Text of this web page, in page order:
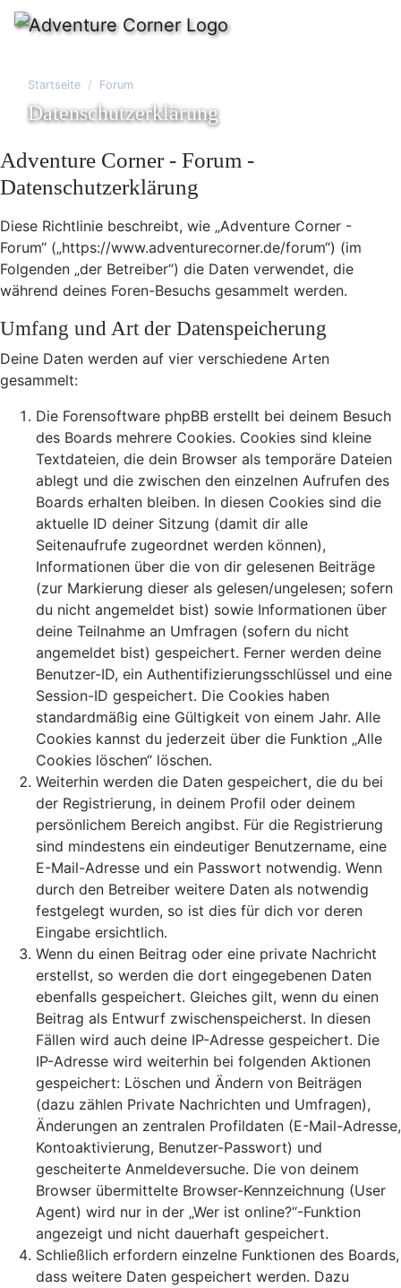
Startseite Forum
Datenschutzerklärung
Adventure Corner - Forum -
Datenschutzerklärung
Diese Richtlinie beschreibt, wie „Adventure Corner -
Forum“ („https://www.adventurecorner.de/forum“) (im
Folgenden „der Betreiber“) die Daten verwendet, die
während deines Foren-Besuchs gesammelt werden.
Umfang und Art der Datenspeicherung
Deine Daten werden auf vier verschiedene Arten
gesammelt:
Die Forensoftware phpBB erstellt bei deinem Besuch
des Boards mehrere Cookies. Cookies sind kleine
Textdateien, die dein Browser als temporäre Dateien
ablegt und die zwischen den einzelnen Aufrufen des
Boards erhalten bleiben. In diesen Cookies sind die
aktuelle ID deiner Sitzung (damit dir alle
Seitenaufrufe zugeordnet werden können),
Informationen über die von dir gelesenen Beiträge
(zur Markierung dieser als gelesen/ungelesen; sofern
du nicht angemeldet bist) sowie Informationen über
deine Teilnahme an Umfragen (sofern du nicht
angemeldet bist) gespeichert. Ferner werden deine
Benutzer-ID, ein Authentifizierungsschlüssel und eine
Session-ID gespeichert. Die Cookies haben
standardmäßig eine Gültigkeit von einem Jahr. Alle
Cookies kannst du jederzeit über die Funktion „Alle
Cookies löschen“ löschen.
Weiterhin werden die Daten gespeichert, die du bei
der Registrierung, in deinem Profil oder deinem
persönlichem Bereich angibst. Für die Registrierung
sind mindestens ein eindeutiger Benutzername, eine
E-Mail-Adresse und ein Passwort notwendig. Wenn
durch den Betreiber weitere Daten als notwendig
festgelegt wurden, so ist dies für dich vor deren
Eingabe ersichtlich.
Wenn du einen Beitrag oder eine private Nachricht
erstellst, so werden die dort eingegebenen Daten
ebenfalls gespeichert. Gleiches gilt, wenn du einen
Beitrag als Entwurf zwischenspeicherst. In diesen
Fällen wird auch deine IP-Adresse gespeichert. Die
IP-Adresse wird weiterhin bei folgenden Aktionen
gespeichert: Löschen und Ändern von Beiträgen
(dazu zählen Private Nachrichten und Umfragen),
Änderungen an zentralen Profildaten (E-Mail-Adresse,
Kontoaktivierung, Benutzer-Passwort) und
gescheiterte Anmeldeversuche. Die von deinem
Browser übermittelte Browser-Kennzeichnung (User
Agent) wird nur in der „Wer ist online?“-Funktion
angezeigt und nicht dauerhaft gespeichert.
Schließlich erfordern einzelne Funktionen des Boards,
dass weitere Daten gespeichert werden. Dazu